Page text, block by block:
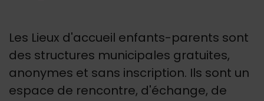
Les Lieux d'accueil enfants-parents sont
des structures municipales gratuites,
anonymes et sans inscription. Ils sont un
espace de rencontre, d'échange, de